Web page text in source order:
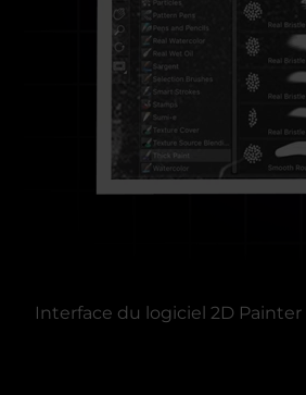
Interface du logiciel 2D Painter